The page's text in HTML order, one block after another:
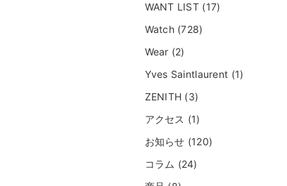
WANT LIST (17)
Watch (728)
Wear (2)
Yves Saintlaurent (1)
ZENITH (3)
アクセス (1)
お知らせ (120)
コラム (24)